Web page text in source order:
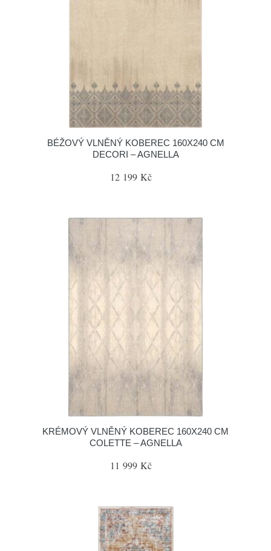
BÉŽOVÝ VLNĚNÝ KOBEREC 160X240 CM
DECORI – AGNELLA
12 199 Kč
KRÉMOVÝ VLNĚNÝ KOBEREC 160X240 CM
COLETTE – AGNELLA
11 999 Kč